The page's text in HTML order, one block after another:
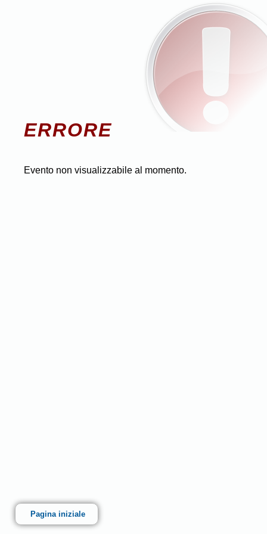
ERRORE
Evento non visualizzabile al momento.